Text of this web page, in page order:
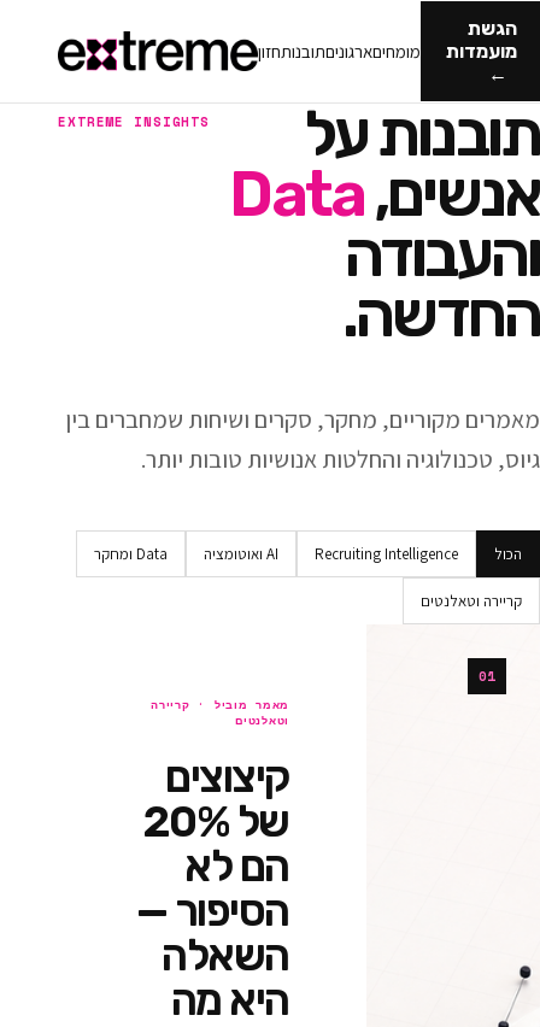
מומחיםארגונים תובנותחזון
על
Data
EXTREME INSIGHTS
מחקר, סקרים ושיחות שמחברים בין
והחלטות אנושיות טובות יותר.
Recruiting AI ואוטומציה Data ומחקר
קריירה
קיצוצים
של 20%
הם לא
הסיפור —
השאלה
היא מה